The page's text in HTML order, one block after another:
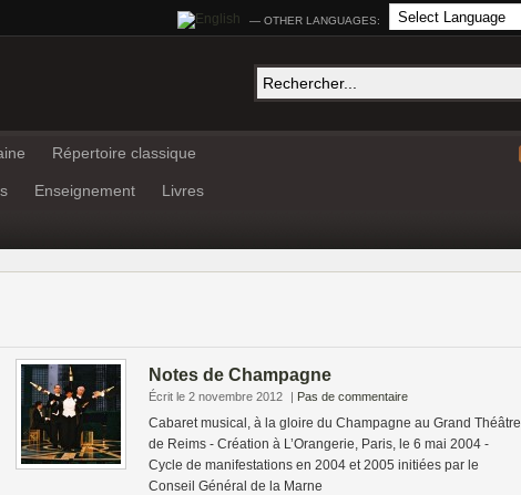
— OTHER LANGUAGES:
Répertoire classique
Enseignement Livres
Notes de Champagne
Écrit le 2 novembre 2012 | Pas de commentaire
Cabaret musical, à la gloire du Champagne au Grand Théâtre
de Reims - Création à L’Orangerie, Paris, le 6 mai 2004 -
Cycle de manifestations en 2004 et 2005 initiées par le
Conseil Général de la Marne